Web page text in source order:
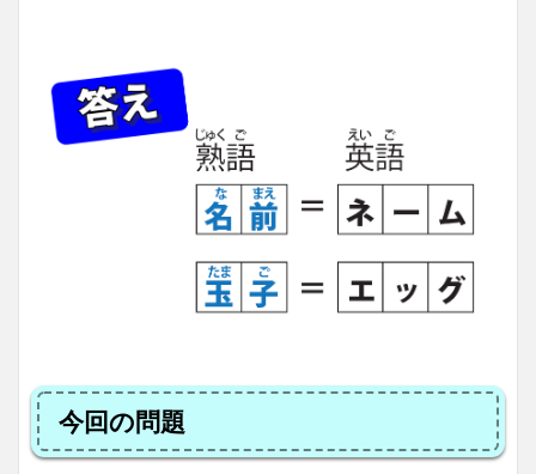
今回の問題